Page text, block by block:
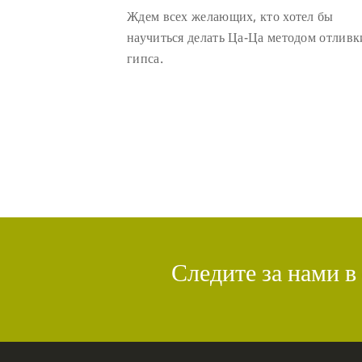
Ждем всех желающих, кто хотел бы
научиться делать Ца-Ца методом
гипса.
Следите за нами в